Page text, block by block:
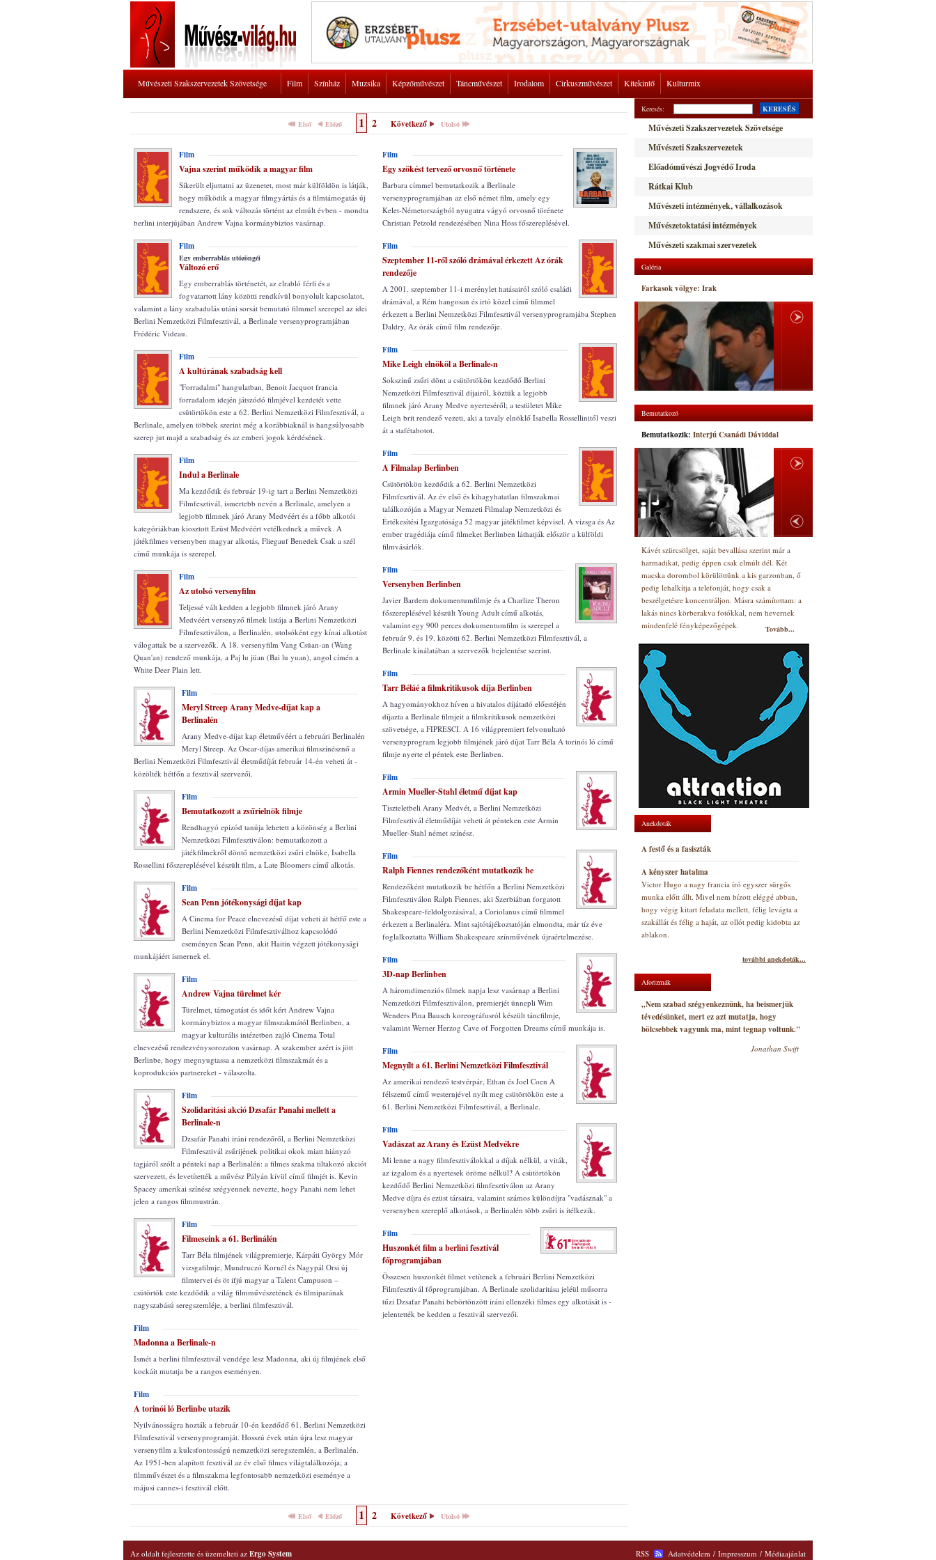
Művészeti Szakszervezetek Szövetsége Film Színház Muzsika Képzőművészet Táncművészet Irodalom Cirkuszművészet Kitekintő Kulturmix
Első Előző 1 2 Következő Utolsó
Film
Vajna szerint működik a magyar film
Sikerült eljuttatni az üzenetet, most már külföldön is látják,
hogy működik a magyar filmgyártás és a filmtámogatás új
rendszere, és sok változás történt az elmúlt évben - mondta
berlini interjújában Andrew Vajna kormánybiztos vasárnap.
Film
Egy emberrablás utózöngéi
Változó erő
Egy emberrablás történetét, az elrabló férfi és a
fogvatartott lány közötti rendkívül bonyolult kapcsolatot,
valamint a lány szabadulás utáni sorsát bemutató filmmel szerepel az idei
Berlini Nemzetközi Filmfesztivál, a Berlinale versenyprogramjában
Frédéric Videau.
Film
A kultúrának szabadság kell
"Forradalmi" hangulatban, Benoit Jacquot francia
forradalom idején játszódó filmjével kezdetét vette
csütörtökön este a 62. Berlini Nemzetközi Filmfesztivál, a
Berlinale, amelyen többek szerint még a korábbiaknál is hangsúlyosabb
szerep jut majd a szabadság és az emberi jogok kérdésének.
Film
Indul a Berlinale
Ma kezdődik és február 19-ig tart a Berlini Nemzetközi
Filmfesztivál, ismertebb nevén a Berlinale, amelyen a
legjobb filmnek járó Arany Medvéért és a főbb alkotói
kategóriákban kiosztott Ezüst Medvéért vetélkednek a művek. A
játékfilmes versenyben magyar alkotás, Fliegauf Benedek Csak a szél
című munkája is szerepel.
Film
Az utolsó versenyfilm
Teljessé vált kedden a legjobb filmnek járó Arany
Medvéért versenyző filmek listája a Berlini Nemzetközi
Filmfesztiválon, a Berlinalén, utolsóként egy kínai alkotást
válogattak be a szervezők. A 18. versenyfilm Vang Csüan-an (Wang
Quan'an) rendező munkája, a Paj lu jüan (Bai lu yuan), angol címén a
White Deer Plain lett.
Film
Meryl Streep Arany Medve-díjat kap a
Berlinalén
Arany Medve-díjat kap életművéért a februári Berlinalén
Meryl Streep. Az Oscar-díjas amerikai filmszínésznő a
Berlini Nemzetközi Filmfesztivál életműdíját február 14-én veheti át -
közölték hétfőn a fesztivál szervezői.
Film
Bemutatkozott a zsűrielnök filmje
Rendhagyó epizód tanúja lehetett a közönség a Berlini
Nemzetközi Filmfesztiválon: bemutatkozott a
játékfilmekről döntő nemzetközi zsűri elnöke, Isabella
Rossellini főszereplésével készült film, a Late Bloomers című alkotás.
Film
Sean Penn jótékonysági díjat kap
A Cinema for Peace elnevezésű díjat veheti át hétfő este a
Berlini Nemzetközi Filmfesztiválhoz kapcsolódó
eseményen Sean Penn, akit Haitin végzett jótékonysági
munkájáért ismernek el.
Film
Andrew Vajna türelmet kér
Türelmet, támogatást és időt kért Andrew Vajna
kormánybiztos a magyar filmszakmától Berlinben, a
magyar kulturális intézetben zajló Cinema Total
elnevezésű rendezvénysorozaton vasárnap. A szakember azért is jött
Berlinbe, hogy megnyugtassa a nemzetközi filmszakmát és a
koprodukciós partnereket - válaszolta.
Film
Szolidaritási akció Dzsafár Panahi mellett a
Berlinale-n
Dzsafár Panahi iráni rendezőről, a Berlini Nemzetközi
Filmfesztivál zsűrijének politikai okok miatt hiányzó
tagjáról szólt a pénteki nap a Berlinalén: a filmes szakma tiltakozó akciót
szervezett, és levetítették a művész Pályán kívül című filmjét is. Kevin
Spacey amerikai színész szégyennek nevezte, hogy Panahi nem lehet
jelen a rangos filmmustrán.
Film
Filmeseink a 61. Berlinálén
Tarr Béla filmjének világpremierje, Kárpáti György Mór
vizsgafilmje, Mundruczó Kornél és Nagypál Orsi új
filmtervei és öt ifjú magyar a Talent Campuson –
csütörtök este kezdődik a világ filmművészetének és filmiparának
nagyszabású seregszemléje, a berlini filmfesztivál.
Film
Madonna a Berlinale-n
Ismét a berlini filmfesztivál vendége lesz Madonna, aki új filmjének első
kockáit mutatja be a rangos eseményen.
Film
A torinói ló Berlinbe utazik
Nyilvánosságra hozták a február 10-én kezdődő 61. Berlini Nemzetközi
Filmfesztivál versenyprogramját. Hosszú évek után újra lesz magyar
versenyfilm a kulcsfontosságú nemzetközi seregszemlén, a Berlinalén.
Az 1951-ben alapított fesztivál az év első filmes világtalálkozója; a
filmművészet és a filmszakma legfontosabb nemzetközi eseménye a
májusi cannes-i fesztivál előtt.
Film
Egy szökést tervező orvosnő története
Barbara címmel bemutatkozik a Berlinale
versenyprogramjában az első német film, amely egy
Kelet-Németországból nyugatra vágyó orvosnő törénete
Christian Petzold rendezésében Nina Hoss főszereplésével.
Film
Szeptember 11-ről szóló drámával érkezett Az órák
rendezője
A 2001. szeptember 11-i merénylet hatásairól szóló családi
drámával, a Rém hangosan és irtó közel című filmmel
érkezett a Berlini Nemzetközi Filmfesztivál versenyprogramjába Stephen
Daldry, Az órák című film rendezője.
Film
Mike Leigh elnököl a Berlinale-n
Sokszínű zsűri dönt a csütörtökön kezdődő Berlini
Nemzetközi Filmfesztivál díjairól, köztük a legjobb
filmnek járó Arany Medve nyerteséről; a testületet Mike
Leigh brit rendező vezeti, aki a tavaly elnöklő Isabella Rossellinitől veszi
át a stafétabotot.
Film
A Filmalap Berlinben
Csütörtökön kezdődik a 62. Berlini Nemzetközi
Filmfesztivál. Az év első és kihagyhatatlan filmszakmai
találkozóján a Magyar Nemzeti Filmalap Nemzetközi és
Értékesítési Igazgatósága 52 magyar játékfilmet képvisel. A vizsga és Az
ember tragédiája című filmeket Berlinben láthatják először a külföldi
filmvásárlók.
Film
Versenyben Berlinben
Javier Bardem dokumentumfilmje és a Charlize Theron
főszereplésével készült Young Adult című alkotás,
valamint egy 900 perces dokumentumfilm is szerepel a
február 9. és 19. közötti 62. Berlini Nemzetközi Filmfesztivál, a
Berlinale kínálatában a szervezők bejelentése szerint.
Film
Tarr Béláé a filmkritikusok díja Berlinben
A hagyományokhoz híven a hivatalos díjátadó előestéjén
díjazta a Berlinale filmjeit a filmkritikusok nemzetközi
szövetsége, a FIPRESCI. A 16 világpremiert felvonultató
versenyprogram legjobb filmjének járó díjat Tarr Béla A torinói ló című
filmje nyerte el péntek este Berlinben.
Film
Armin Mueller-Stahl életmű díjat kap
Tiszteletbeli Arany Medvét, a Berlini Nemzetközi
Filmfesztivál életműdíját veheti át pénteken este Armin
Mueller-Stahl német színész.
Film
Ralph Fiennes rendezőként mutatkozik be
Rendezőként mutatkozik be hétfőn a Berlini Nemzetközi
Filmfesztiválon Ralph Fiennes, aki Szerbiában forgatott
Shakespeare-feldolgozásával, a Coriolanus című filmmel
érkezett a Berlinaléra. Mint sajtótájékoztatóján elmondta, már tíz éve
foglalkoztatta William Shakespeare színművének újraértelmezése.
Film
3D-nap Berlinben
A háromdimenziós filmek napja lesz vasárnap a Berlini
Nemzetközi Filmfesztiválon, premierjét ünnepli Wim
Wenders Pina Bausch koreográfusról készült táncfilmje,
valamint Werner Herzog Cave of Forgotten Dreams című munkája is.
Film
Megnyílt a 61. Berlini Nemzetközi Filmfesztivál
Az amerikai rendező testvérpár, Ethan és Joel Coen A
félszemű című westernjével nyílt meg csütörtökön este a
61. Berlini Nemzetközi Filmfesztivál, a Berlinale.
Film
Vadászat az Arany és Ezüst Medvékre
Mi lenne a nagy filmfesztiválokkal a díjak nélkül, a viták,
az izgalom és a nyertesek öröme nélkül? A csütörtökön
kezdődő Berlini Nemzetközi filmfesztiválon az Arany
Medve díjra és ezüst társaira, valamint számos különdíjra "vadásznak" a
versenyben szereplő alkotások, a Berlinalén több zsűri is ítélkezik.
Film
Huszonkét film a berlini fesztivál
főprogramjában
Összesen huszonkét filmet vetítenek a februári Berlini Nemzetközi
Filmfesztivál főprogramjában. A Berlinale szolidaritása jeléül műsorra
tűzi Dzsafar Panahi bebörtönzött iráni ellenzéki filmes egy alkotását is -
jelentették be kedden a fesztivál szervezői.
Első Előző 1 2 Következő Utolsó
Keresés: KERESÉS
Művészeti Szakszervezetek Szövetsége
Művészeti Szakszervezetek
Előadóművészi Jogvédő Iroda
Rátkai Klub
Művészeti intézmények, vállalkozások
Művészetoktatási intézmények
Művészeti szakmai szervezetek
Galéria
Farkasok völgye: Irak
Bemutatkozó
Bemutatkozik: Interjú Csanádi Dáviddal
Kávét szürcsölget, saját bevallása szerint már a
harmadikat, pedig éppen csak elmúlt dél. Két
macska dorombol körülöttünk a kis garzonban, ő
pedig lehalkítja a telefonját, hogy csak a
beszélgetésre koncentráljon. Másra számítottam: a
lakás nincs körberakva fotókkal, nem hevernek
mindenfelé fényképezőgépek.
Tovább...
Anekdoták
A festő és a fasiszták
A kényszer hatalma
Victor Hugo a nagy francia író egyszer sürgős
munka előtt állt. Mivel nem bízott eléggé abban,
hogy végig kitart feladata mellett, félig levágta a
szakállát és félig a haját, az ollót pedig kidobta az
ablakon.
további anekdoták...
Aforizmák
„Nem szabad szégyenkeznünk, ha beismerjük
tévedésünket, mert ez azt mutatja, hogy
bölcsebbek vagyunk ma, mint tegnap voltunk."
Jonathan Swift
Az oldalt fejlesztette és üzemelteti az Ergo System RSS Adatvédelem / Impresszum / Médiaajánlat